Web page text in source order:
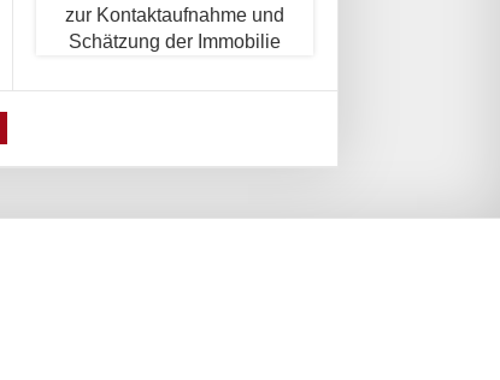
zur Kontaktaufnahme und
Schätzung der Immobilie